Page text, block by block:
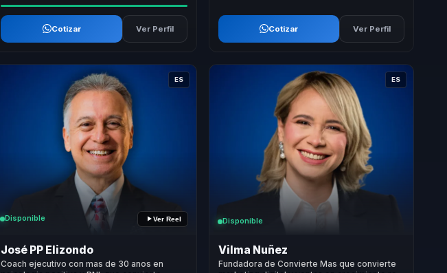
Cotizar Ver Perfil Cotizar Ver Perfil
ES
Disponible Ver Reel
José PP Elizondo
Coach ejecutivo con mas de 30 anos en
ES
Disponible
Vilma Nuñez
Fundadora de Convierte Mas que convierte